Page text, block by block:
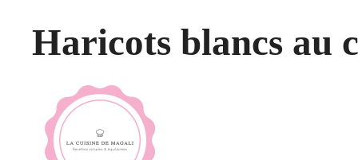
Haricots blancs au